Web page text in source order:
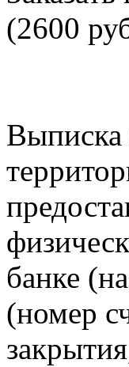
(2600
Выписка
банке
(номер